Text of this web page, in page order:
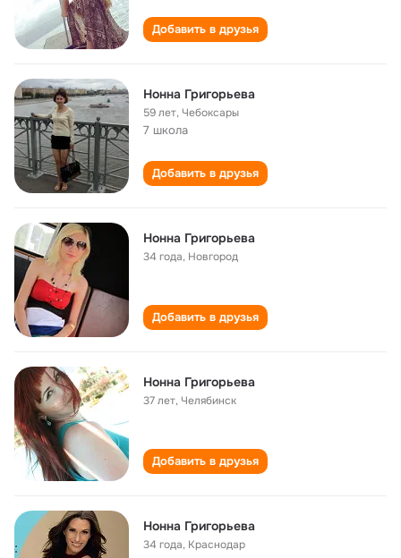
Добавить в друзья
Нонна Григорьева
59 лет,Чебоксары
7 школа
Добавить в друзья
Нонна Григорьева
34 года, Новгород
Добавить в друзья
Нонна Григорьева
37 лет,Челябинск
Добавить в друзья
Нонна Григорьева
34 года, Краснодар